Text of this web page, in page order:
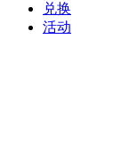
兑换
活动